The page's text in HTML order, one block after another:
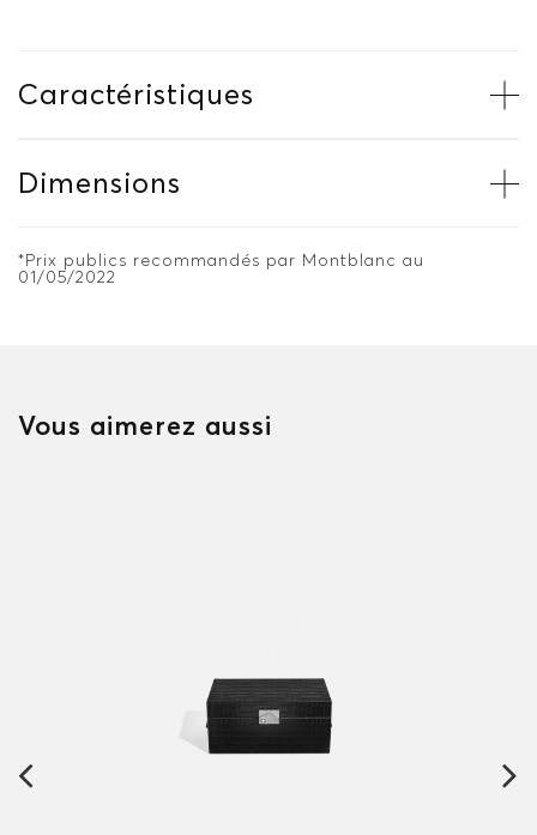
Caractéristiques
Dimensions
*Prix publics recommandés par Montblanc au
01/05/2022
Vous aimerez aussi